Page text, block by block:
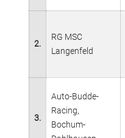
2.
RG MSC
Langenfeld
3.
Auto-Budde-
Racing,
Bochum-